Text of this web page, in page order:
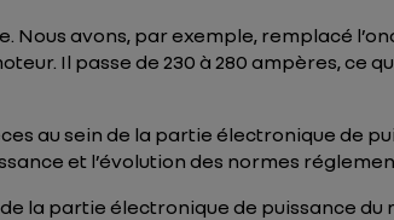
avons, par exemple, remplacé
Il passe de 230 à 280 ampères, ce
au sein de la partie électronique de
et l’évolution des normes
la partie électronique de puissance du